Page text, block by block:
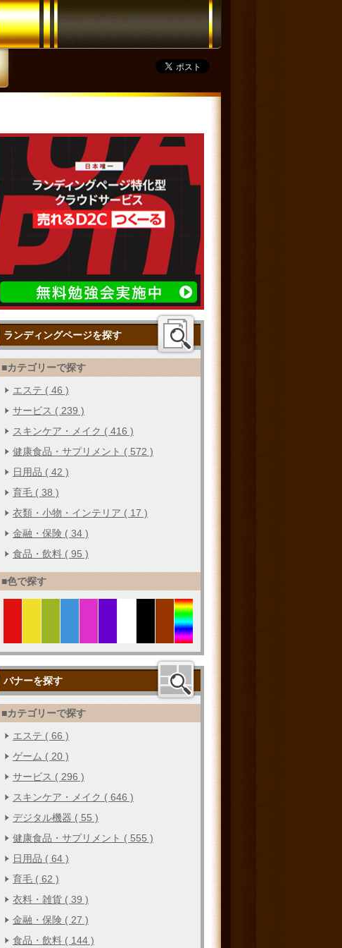
ランディングページを探す
■カテゴリーで探す
エステ ( 46 )
サービス ( 239 )
スキンケア・メイク ( 416 )
健康食品・サプリメント ( 572 )
日用品 ( 42 )
育毛 ( 38 )
衣類・小物・インテリア ( 17 )
金融・保険 ( 34 )
食品・飲料 ( 95 )
■色で探す
バナーを探す
■カテゴリーで探す
エステ ( 66 )
ゲーム ( 20 )
サービス ( 296 )
スキンケア・メイク ( 646 )
デジタル機器 ( 55 )
健康食品・サプリメント ( 555 )
日用品 ( 64 )
育毛 ( 62 )
衣料・雑貨 ( 39 )
金融・保険 ( 27 )
食品・飲料 ( 144 )